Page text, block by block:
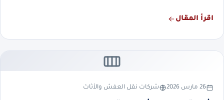
اقرأ المقال
26 مارس 2026 شركات نقل العفش والأثاث